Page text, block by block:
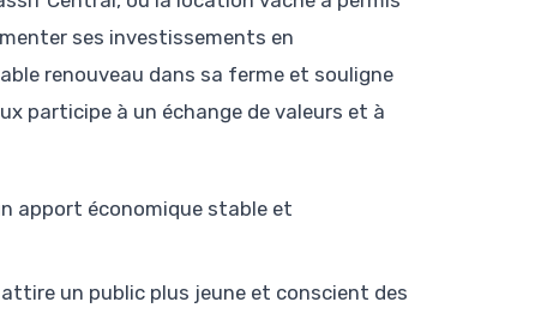
ses investissements en
renouveau dans sa ferme et souligne
participe à un échange de valeurs et à
apport économique stable et
attire un public plus jeune et conscient des